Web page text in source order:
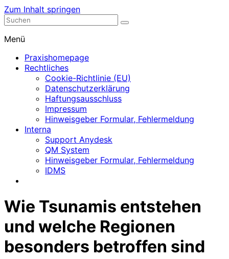
Zum Inhalt springen
Nephrologische Praxis mit Dialyse
Menü
Praxishomepage
Rechtliches
Cookie-Richtlinie (EU)
Datenschutzerklärung
Haftungsausschluss
Impressum
Hinweisgeber Formular, Fehlermeldung
Interna
Support Anydesk
QM System
Hinweisgeber Formular, Fehlermeldung
IDMS
Wie Tsunamis entstehen
und welche Regionen
besonders betroffen sind